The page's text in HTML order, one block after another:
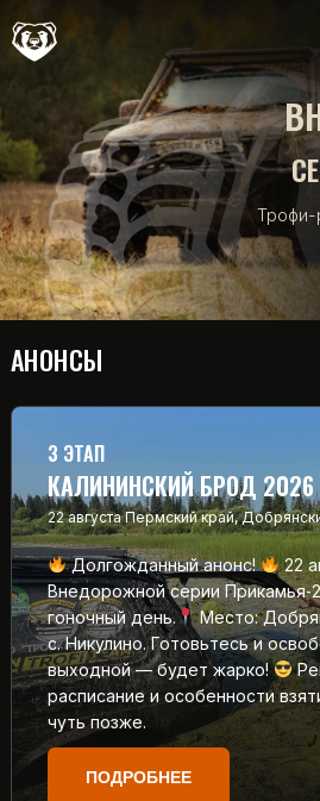
Трофи-
АНОНСЫ
3 ЭТАП
КАЛИНИНСКИЙ БРОД 2026
22 августа Пермский край,
Долгожданный анонс!
22
Внедорожной серии
гоночный день.
Место:
с. Никулино. Готовьтесь и
выходной — будет жарко!
расписание и особенности
чуть позже.
ПОДРОБНЕЕ